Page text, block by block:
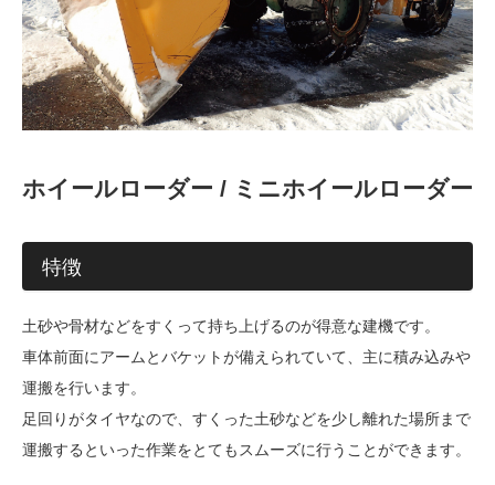
ホイールローダー / ミニホイールローダー
特徴
土砂や骨材などをすくって持ち上げるのが得意な建機です。
車体前面にアームとバケットが備えられていて、主に積み込みや
運搬を行います。
足回りがタイヤなので、すくった土砂などを少し離れた場所まで
運搬するといった作業をとてもスムーズに行うことができます。